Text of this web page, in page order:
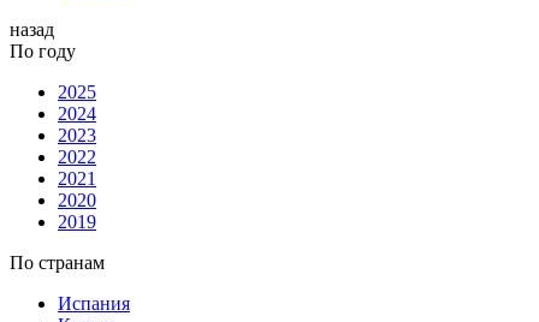
назад
По году
2025
2024
2023
2022
2021
2020
2019
По странам
Испания